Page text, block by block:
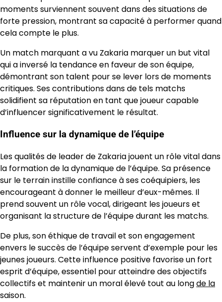
moments surviennent souvent dans des situations de
forte pression, montrant sa capacité à performer quand
cela compte le plus.
Un match marquant a vu Zakaria marquer un but vital
qui a inversé la tendance en faveur de son équipe,
démontrant son talent pour se lever lors de moments
critiques. Ses contributions dans de tels matchs
solidifient sa réputation en tant que joueur capable
d’influencer significativement le résultat.
Influence sur la dynamique de l’équipe
Les qualités de leader de Zakaria jouent un rôle vital dans
la formation de la dynamique de l’équipe. Sa présence
sur le terrain instille confiance à ses coéquipiers, les
encourageant à donner le meilleur d’eux-mêmes. Il
prend souvent un rôle vocal, dirigeant les joueurs et
organisant la structure de l’équipe durant les matchs.
De plus, son éthique de travail et son engagement
envers le succès de l’équipe servent d’exemple pour les
jeunes joueurs. Cette influence positive favorise un fort
esprit d’équipe, essentiel pour atteindre des objectifs
collectifs et maintenir un moral élevé tout au longde la
saison.